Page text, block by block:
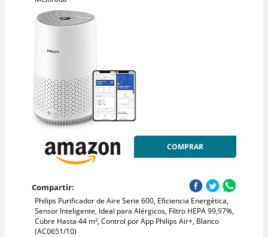
COMPRAR
Compartir:
Philips Purificador de Aire Serie 600, Eficiencia Energética,
Sensor Inteligente, Ideal para Alérgicos, Filtro HEPA 99,97%,
Cubre Hasta 44 m², Control por App Philips Air+, Blanco
(AC0651/10)